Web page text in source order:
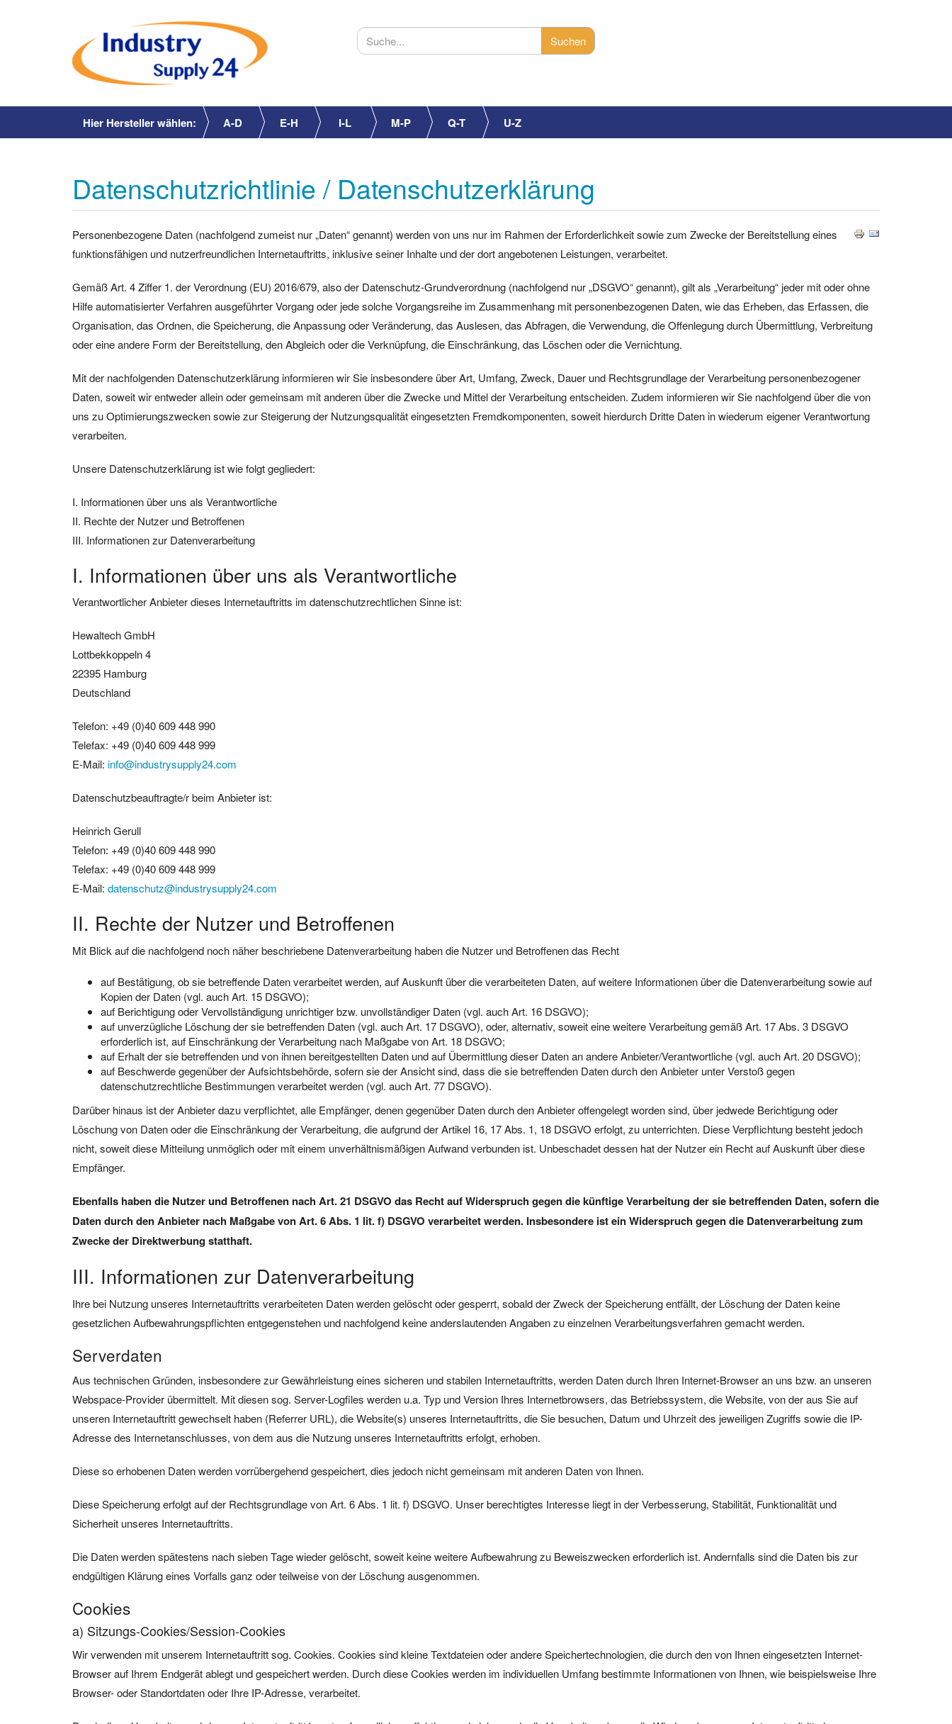
Hier Hersteller wählen: A-D E-H I-L M-P Q-T U-Z
Datenschutzrichtlinie / Datenschutzerklärung
Personenbezogene Daten (nachfolgend zumeist nur „Daten“ genannt) werden von uns nur im Rahmen der Erforderlichkeit sowie zum Zwecke der Bereitstellung eines
funktionsfähigen und nutzerfreundlichen Internetauftritts, inklusive seiner Inhalte und der dort angebotenen Leistungen, verarbeitet.
Gemäß Art. 4 Ziffer 1. der Verordnung (EU) 2016/679, also der Datenschutz-Grundverordnung (nachfolgend nur „DSGVO“ genannt), gilt als „Verarbeitung“ jeder mit oder ohne
Hilfe automatisierter Verfahren ausgeführter Vorgang oder jede solche Vorgangsreihe im Zusammenhang mit personenbezogenen Daten, wie das Erheben, das Erfassen, die
Organisation, das Ordnen, die Speicherung, die Anpassung oder Veränderung, das Auslesen, das Abfragen, die Verwendung, die Offenlegung durch Übermittlung, Verbreitung
oder eine andere Form der Bereitstellung, den Abgleich oder die Verknüpfung, die Einschränkung, das Löschen oder die Vernichtung.
Mit der nachfolgenden Datenschutzerklärung informieren wir Sie insbesondere über Art, Umfang, Zweck, Dauer und Rechtsgrundlage der Verarbeitung personenbezogener
Daten, soweit wir entweder allein oder gemeinsam mit anderen über die Zwecke und Mittel der Verarbeitung entscheiden. Zudem informieren wir Sie nachfolgend über die von
uns zu Optimierungszwecken sowie zur Steigerung der Nutzungsqualität eingesetzten Fremdkomponenten, soweit hierdurch Dritte Daten in wiederum eigener Verantwortung
verarbeiten.
Unsere Datenschutzerklärung ist wie folgt gegliedert:
I. Informationen über uns als Verantwortliche
II. Rechte der Nutzer und Betroffenen
III. Informationen zur Datenverarbeitung
I. Informationen über uns als Verantwortliche
Verantwortlicher Anbieter dieses Internetauftritts im datenschutzrechtlichen Sinne ist:
Hewaltech GmbH
Lottbekkoppeln 4
22395 Hamburg
Deutschland
Telefon: +49 (0)40 609 448 990
Telefax: +49 (0)40 609 448 999
E-Mail: info@industrysupply24.com
Datenschutzbeauftragte/r beim Anbieter ist:
Heinrich Gerull
Telefon: +49 (0)40 609 448 990
Telefax: +49 (0)40 609 448 999
E-Mail: datenschutz@industrysupply24.com
II. Rechte der Nutzer und Betroffenen
Mit Blick auf die nachfolgend noch näher beschriebene Datenverarbeitung haben die Nutzer und Betroffenen das Recht
auf Bestätigung, ob sie betreffende Daten verarbeitet werden, auf Auskunft über die verarbeiteten Daten, auf weitere Informationen über die Datenverarbeitung sowie auf
Kopien der Daten (vgl. auch Art. 15 DSGVO);
auf Berichtigung oder Vervollständigung unrichtiger bzw. unvollständiger Daten (vgl. auch Art. 16 DSGVO);
auf unverzügliche Löschung der sie betreffenden Daten (vgl. auch Art. 17 DSGVO), oder, alternativ, soweit eine weitere Verarbeitung gemäß Art. 17 Abs. 3 DSGVO
erforderlich ist, auf Einschränkung der Verarbeitung nach Maßgabe von Art. 18 DSGVO;
auf Erhalt der sie betreffenden und von ihnen bereitgestellten Daten und auf Übermittlung dieser Daten an andere Anbieter/Verantwortliche (vgl. auch Art. 20 DSGVO);
auf Beschwerde gegenüber der Aufsichtsbehörde, sofern sie der Ansicht sind, dass die sie betreffenden Daten durch den Anbieter unter Verstoß gegen
datenschutzrechtliche Bestimmungen verarbeitet werden (vgl. auch Art. 77 DSGVO).
Darüber hinaus ist der Anbieter dazu verpflichtet, alle Empfänger, denen gegenüber Daten durch den Anbieter offengelegt worden sind, über jedwede Berichtigung oder
Löschung von Daten oder die Einschränkung der Verarbeitung, die aufgrund der Artikel 16, 17 Abs. 1, 18 DSGVO erfolgt, zu unterrichten. Diese Verpflichtung besteht jedoch
nicht, soweit diese Mitteilung unmöglich oder mit einem unverhältnismäßigen Aufwand verbunden ist. Unbeschadet dessen hat der Nutzer ein Recht auf Auskunft über diese
Empfänger.
Ebenfalls haben die Nutzer und Betroffenen nach Art. 21 DSGVO das Recht auf Widerspruch gegen die künftige Verarbeitung der sie betreffenden Daten, sofern die
Daten durch den Anbieter nach Maßgabe von Art. 6 Abs. 1 lit. f) DSGVO verarbeitet werden. Insbesondere ist ein Widerspruch gegen die Datenverarbeitung zum
Zwecke der Direktwerbung statthaft.
III. Informationen zur Datenverarbeitung
Ihre bei Nutzung unseres Internetauftritts verarbeiteten Daten werden gelöscht oder gesperrt, sobald der Zweck der Speicherung entfällt, der Löschung der Daten keine
gesetzlichen Aufbewahrungspflichten entgegenstehen und nachfolgend keine anderslautenden Angaben zu einzelnen Verarbeitungsverfahren gemacht werden.
Serverdaten
Aus technischen Gründen, insbesondere zur Gewährleistung eines sicheren und stabilen Internetauftritts, werden Daten durch Ihren Internet-Browser an uns bzw. an unseren
Webspace-Provider übermittelt. Mit diesen sog. Server-Logfiles werden u.a. Typ und Version Ihres Internetbrowsers, das Betriebssystem, die Website, von der aus Sie auf
unseren Internetauftritt gewechselt haben (Referrer URL), die Website(s) unseres Internetauftritts, die Sie besuchen, Datum und Uhrzeit des jeweiligen Zugriffs sowie die IP-
Adresse des Internetanschlusses, von dem aus die Nutzung unseres Internetauftritts erfolgt, erhoben.
Diese so erhobenen Daten werden vorrübergehend gespeichert, dies jedoch nicht gemeinsam mit anderen Daten von Ihnen.
Diese Speicherung erfolgt auf der Rechtsgrundlage von Art. 6 Abs. 1 lit. f) DSGVO. Unser berechtigtes Interesse liegt in der Verbesserung, Stabilität, Funktionalität und
Sicherheit unseres Internetauftritts.
Die Daten werden spätestens nach sieben Tage wieder gelöscht, soweit keine weitere Aufbewahrung zu Beweiszwecken erforderlich ist. Andernfalls sind die Daten bis zur
endgültigen Klärung eines Vorfalls ganz oder teilweise von der Löschung ausgenommen.
Cookies
a) Sitzungs-Cookies/Session-Cookies
Wir verwenden mit unserem Internetauftritt sog. Cookies. Cookies sind kleine Textdateien oder andere Speichertechnologien, die durch den von Ihnen eingesetzten Internet-
Browser auf Ihrem Endgerät ablegt und gespeichert werden. Durch diese Cookies werden im individuellen Umfang bestimmte Informationen von Ihnen, wie beispielsweise Ihre
Browser- oder Standortdaten oder Ihre IP-Adresse, verarbeitet.